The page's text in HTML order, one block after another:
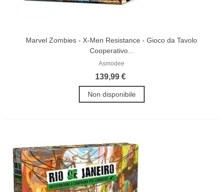
Marvel Zombies - X-Men Resistance - Gioco da Tavolo
Cooperativo...
Asmodee
139,99 €
Non disponibile